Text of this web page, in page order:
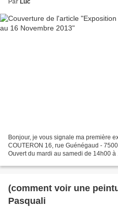
Bonjour, je vous signale ma première
COUTERON 16, rue Guénégaud -
Ouvert du mardi au samedi de 14h00
(comment voir une
Pasquali